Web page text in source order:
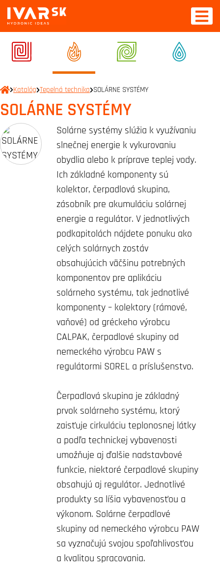
Katalóg Tepelná technika SOLÁRNE SYSTÉMY
SOLÁRNE SYSTÉMY
Solárne systémy slúžia k využívaniu
slnečnej energie k vykurovaniu
obydlia alebo k príprave teplej vody.
Ich základné komponenty sú
kolektor, čerpadlová skupina,
zásobník pre akumuláciu solárnej
energie a regulátor. V jednotlivých
podkapitolách nájdete ponuku ako
celých solárnych zostáv
obsahujúcich väčšinu potrebných
komponentov pre aplikáciu
solárneho systému, tak jednotlivé
komponenty – kolektory (rámové,
vaňové) od gréckeho výrobcu
CALPAK, čerpadlové skupiny od
nemeckého výrobcu PAW s
regulátormi SOREL a príslušenstvo.
Čerpadlová skupina je základný
prvok solárneho systému, ktorý
zaisťuje cirkuláciu teplonosnej látky
a podľa technickej vybavenosti
umožňuje aj ďalšie nadstavbové
funkcie, niektoré čerpadlové skupiny
obsahujú aj regulátor. Jednotlivé
produkty sa líšia vybavenosťou a
výkonom. Solárne čerpadlové
skupiny od nemeckého výrobcu PAW
sa vyznačujú svojou spoľahlivosťou
a kvalitou spracovania.